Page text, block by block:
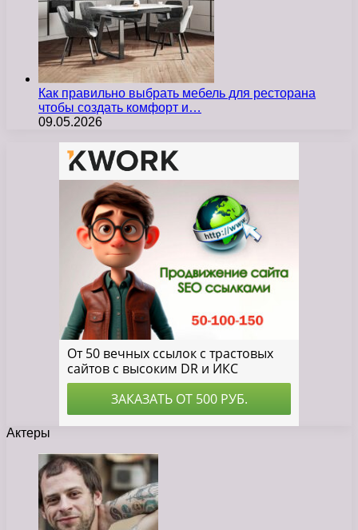
Как правильно выбрать мебель для ресторана
чтобы создать комфорт и…
09.05.2026
Актеры